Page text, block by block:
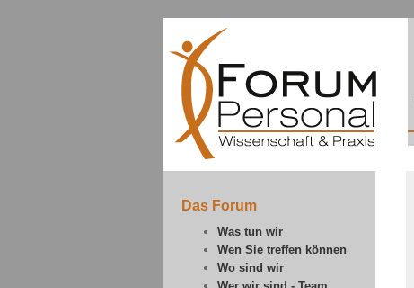
Das Forum
Was tun wir
Wen Sie treffen können
Wo sind wir